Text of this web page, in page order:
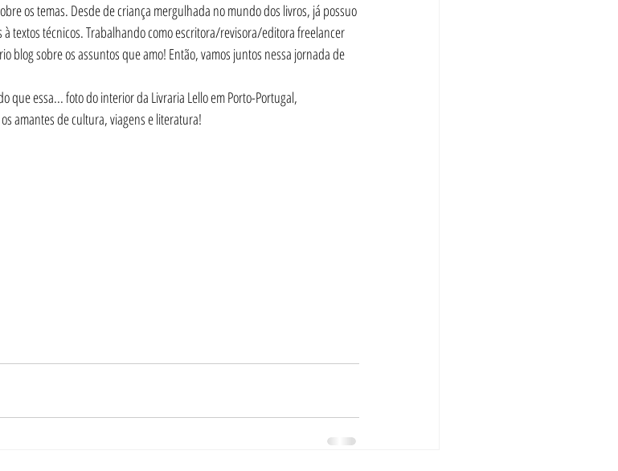
os temas. Desde de criança mergulhada no mundo dos livros, já possuo
textos técnicos. Trabalhando como escritora/revisora/editora freelancer
blog sobre os assuntos que amo! Então, vamos juntos nessa jornada de
que essa... foto do interior da Livraria Lello em Porto-Portugal,
amantes de cultura, viagens e literatura!